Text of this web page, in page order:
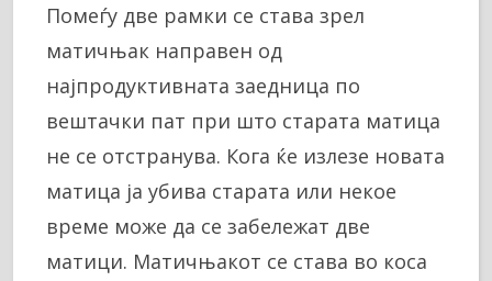
Помеѓу две рамки се става зрел
матичњак направен од
најпродуктивната заедница по
вештачки пат при што старата матица
не се отстранува. Кога ќе излезе новата
матица ја убива старата или некое
време може да се забележат две
матици. Матичњакот се става во коса